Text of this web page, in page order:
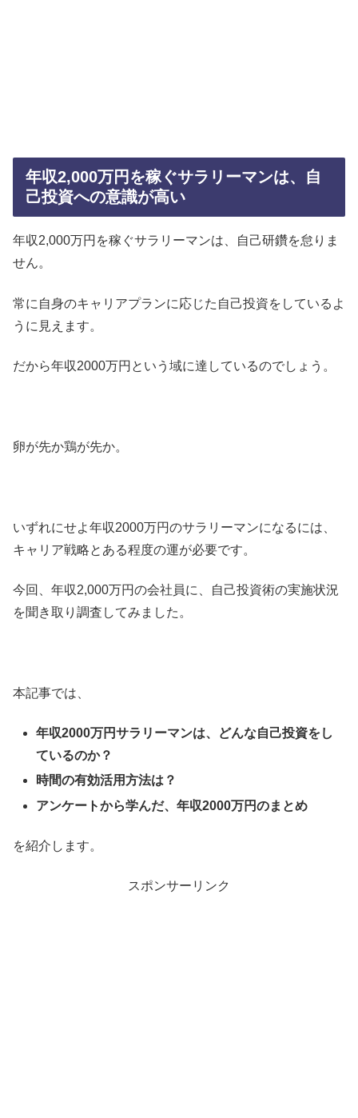
年収2,000万円を稼ぐサラリーマンは、自
己投資への意識が高い
年収2,000万円を稼ぐサラリーマンは、自己研鑽を怠りま
せん。
常に自身のキャリアプランに応じた自己投資をしているよ
うに見えます。
だから年収2000万円という域に達しているのでしょう。
卵が先か鶏が先か。
いずれにせよ年収2000万円のサラリーマンになるには、
キャリア戦略とある程度の運が必要です。
今回、年収2,000万円の会社員に、自己投資術の実施状況
を聞き取り調査してみました。
本記事では、
年収2000万円サラリーマンは、どんな自己投資をし
ているのか？
時間の有効活用方法は？
アンケートから学んだ、年収2000万円のまとめ
を紹介します。
スポンサーリンク